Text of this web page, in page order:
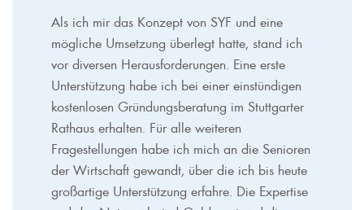
Als ich mir das Konzept von SYF und eine
mögliche Umsetzung überlegt hatte, stand ich
vor diversen Herausforderungen. Eine erste
Unterstützung habe ich bei einer einstündigen
kostenlosen Gründungsberatung im Stuttgarter
Rathaus erhalten. Für alle weiteren
Fragestellungen habe ich mich an die Senioren
der Wirtschaft gewandt, über die ich bis heute
großartige Unterstützung erfahre. Die Expertise